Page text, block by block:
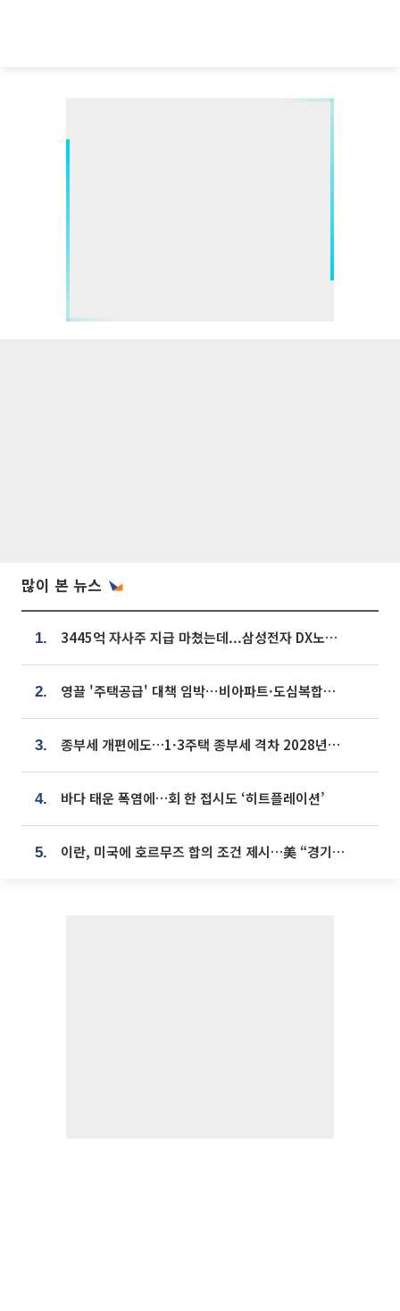
많이 본 뉴스
1. 3445억 자사주 지급 마쳤는데...삼성전자 DX노조, 뒤늦은 '떼쓰기 집회'
2. 영끌 '주택공급' 대책 임박⋯비아파트·도심복합까지 총동원
3. 종부세 개편에도…1·3주택 종부세 격차 2028년부터 확대
4. 바다 태운 폭염에…회 한 접시도 ‘히트플레이션’
5. 이란, 미국에 호르무즈 합의 조건 제시…美 “경기 아직 안 끝나” [종합]